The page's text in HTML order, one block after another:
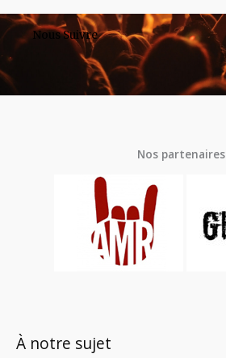
Nous Suivre
Nos partenaires
À notre sujet